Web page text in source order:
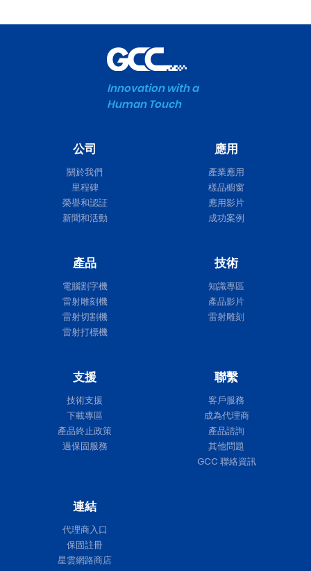
Innovation with a
Human Touch
公司
關於我們
里程碑
榮譽和認証
新聞和活動
應用
產業應用
樣品櫥窗
應用影片
成功案例
產品
電腦割字機
雷射雕刻機
雷射切割機
雷射打標機
技術
知識專區
產品影片
雷射雕刻
支援
技術支援
下載專區
產品終止政策
過保固服務
聯繫
客戶服務
成為代理商
產品諮詢
其他問題
GCC 聯絡資訊
連結
代理商入口
保固註冊
星雲網路商店